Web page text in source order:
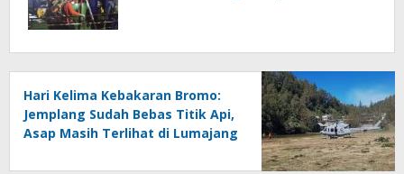
Hari Kelima Kebakaran Bromo:
Jemplang Sudah Bebas Titik Api,
Asap Masih Terlihat di Lumajang